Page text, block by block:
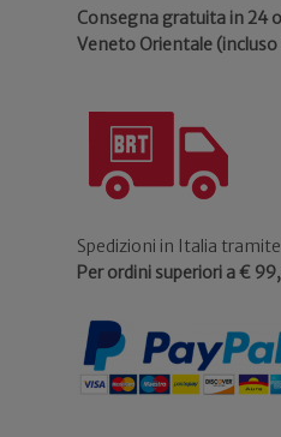
Consegna gratuita in 24
Veneto Orientale
Spedizioni in Italia
Per ordini superiori a €